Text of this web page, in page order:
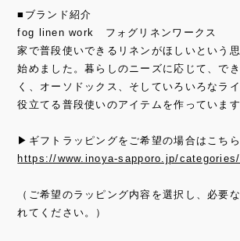
■ブランド紹介
fog linen work フォグリネンワークス
家で普段使いできるリネンがほしいという
始めました。暮らしのニーズに応じて、で
く、オーソドックス、そしていろいろなラ
役立てる普段使いのアイテムを作っています
▶ギフトラッピングをご希望の場合はこちら
https://www.inoya-sapporo.jp/
（ご希望のラッピング内容を選択し、必要
れてください。）